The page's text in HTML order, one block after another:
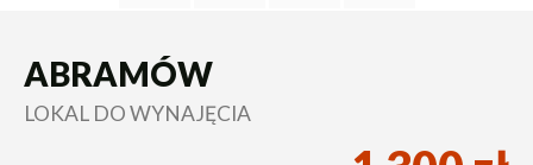
ABRAMÓW
LOKAL DO WYNAJĘCIA